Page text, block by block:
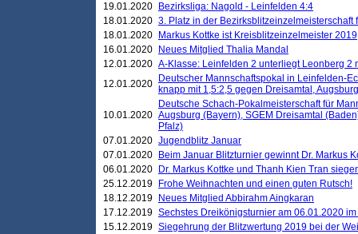
19.01.2020
Bezirksliga: Nagold - Leinfelden 4:4
18.01.2020 3. Platz in der Bezirksblitzeinzelmeisterschaft
18.01.2020
Markus Kottke ist Kreisblitzeinzelmeister 2019
16.01.2020
Neues Mitglied Thalia Mandal
12.01.2020 A-Klasse: Leinfelden 2 unterliegt Leonberg 2
12.01.2020
Deutscher Mannschaftspokal in Leinfelden-
knapp mit 1,5:2,5 gegen Dreisamtal,
10.01.2020
Deutsche Schach-Pokalmeisterschaft für
Augsburg (Bayern), SGEM Dreisamtal
Pfalz)
07.01.2020 Jugendblitz Januar
07.01.2020
Beim Januar Blitzturnier gewinnt Dr. Markus
06.01.2020
Dr. Markus Kottke und Thanh Kien Tran
25.12.2019
Frohe Weihnachten und einen guten Rutsch!
18.12.2019
Neues Mitglied Abbirahm Aingkaran
17.12.2019 Sechstes Dreikönigsturnier am 06.01.2020
15.12.2019 Siegehrung der Blitzwertung 2019 bei der